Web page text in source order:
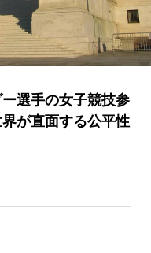
選手の女子競技参
が直面する公平性